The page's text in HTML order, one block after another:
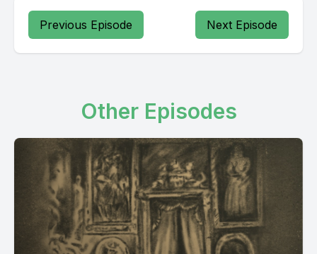
Previous Episode Next Episode
Other Episodes